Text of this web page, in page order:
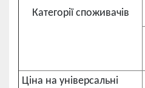
Категорії споживачів
Ціна на універсальні